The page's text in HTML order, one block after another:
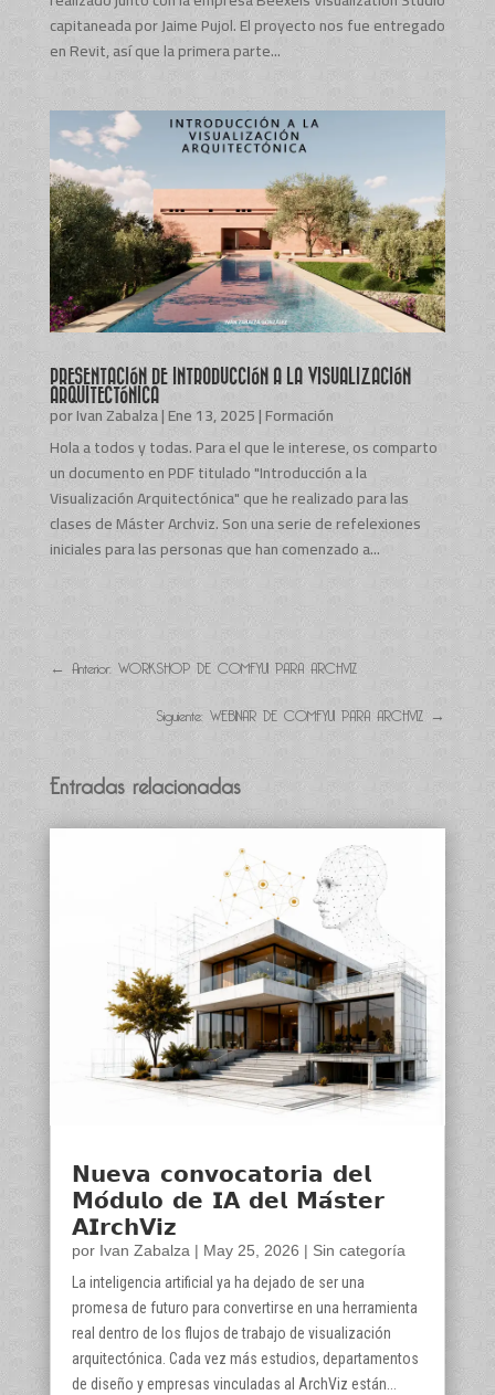
capitaneada por Jaime Pujol. El proyecto nos fue entregado
en Revit, así que la primera parte...
PRESENTACIÓN DE INTRODUCCIÓN A LA VISUALIZACIÓN
ARQUITECTÓNICA
porIvan Zabalza|Ene 13, 2025|Formación
Hola a todos y todas. Para el que le interese, os comparto
un documento en PDF titulado "Introducción a la
Visualización Arquitectónica" que he realizado para las
clases de Máster Archviz. Son una serie de refelexiones
iniciales para las personas que han comenzado a...
← Anterior: WORKSHOP DE COMFYUI PARA ARCHVIZ
Siguiente: WEBINAR DE COMFYUI PARA ARCHVIZ →
Entradas relacionadas
𝗡𝘂𝗲𝘃𝗮 𝗰𝗼𝗻𝘃𝗼𝗰𝗮𝘁𝗼𝗿𝗶𝗮 𝗱𝗲𝗹
𝗠𝗼́𝗱𝘂𝗹𝗼 𝗱𝗲 𝗜𝗔 𝗱𝗲𝗹 𝗠𝗮́𝘀𝘁𝗲𝗿
𝗔𝗜𝗿𝗰𝗵𝗩𝗶𝘇
por Ivan Zabalza | May 25, 2026 | Sin categoría
La inteligencia artificial ya ha dejado de ser una
promesa de futuro para convertirse en una herramienta
real dentro de los flujos de trabajo de visualización
arquitectónica. Cada vez más estudios, departamentos
de diseño y empresas vinculadas al ArchViz están...